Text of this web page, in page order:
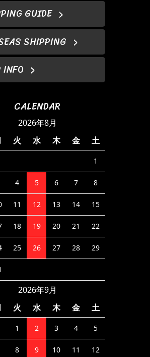
GUIDE
SHIPPING
CALENDAR
2026年8月
火 水 木 金 土
1
4 5 6 7 8
11 12 13 14 15
18 19 20 21 22
25 26 27 28 29
2026年9月
火 水 木 金 土
1 2 3 4 5
8 9 10 11 12